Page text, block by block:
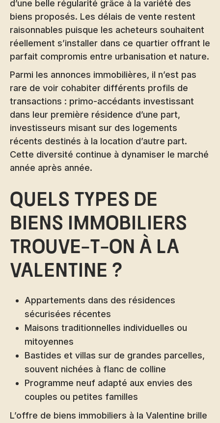
d’une belle régularité grâce à la variété des
biens proposés. Les délais de vente restent
raisonnables puisque les acheteurs souhaitent
réellement s’installer dans ce quartier offrant le
parfait compromis entre urbanisation et nature.
Parmi les annonces immobilières, il n’est pas
rare de voir cohabiter différents profils de
transactions : primo-accédants investissant
dans leur première résidence d’une part,
investisseurs misant sur des logements
récents destinés à la location d’autre part.
Cette diversité continue à dynamiser le marché
année après année.
Quels types de
biens immobiliers
trouve-t-on à la
Valentine ?
Appartements dans des résidences
sécurisées récentes
Maisons traditionnelles individuelles ou
mitoyennes
Bastides et villas sur de grandes parcelles,
souvent nichées à flanc de colline
Programme neuf adapté aux envies des
couples ou petites familles
L’offre de biens immobiliers à la Valentine brille